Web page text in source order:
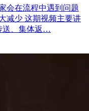
会在流程中遇到问题
减少 这期视频主要讲
送、集体返…